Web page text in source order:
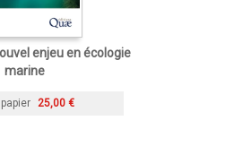
enjeu en écologie
marine
25,00 €